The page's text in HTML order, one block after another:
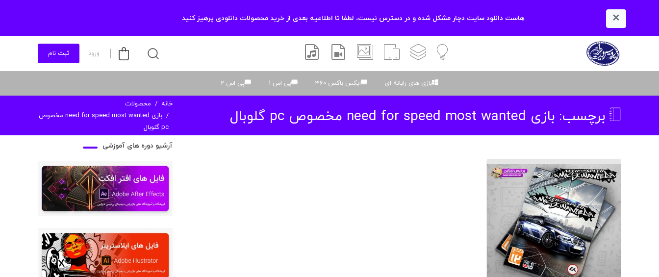
× هاست دانلود سایت دچار مشکل شده و در دسترس نیست، لطفا تا اطلاعیه بعدی از خرید محصولات دانلودی پرهیز کنید
آموزشیلایه باز اسکریپت والپیپر افتر افکتسموسیقی و صدا
ورود ثبت نام
بازی های رایانه ای ایکس باکس 360 پی اس 1 پی اس 2
برچسب: بازی need for speed most wanted مخصوص pc گلوبال
خانه
محصولات
بازی need for speed most wanted مخصوص
pc گلوبال
آرشیو دوره های آموزشی